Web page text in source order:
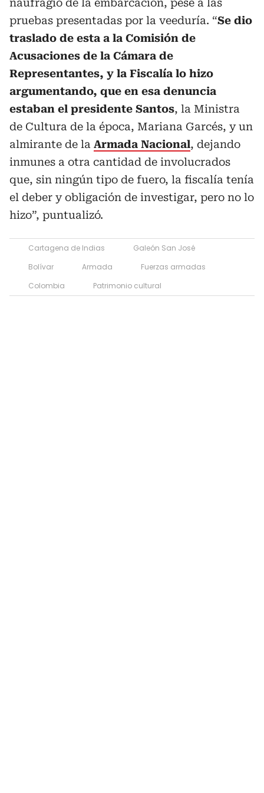
naufragio de la embarcación, pese a las
pruebas presentadas por la veeduría. “Se dio
traslado de esta a la Comisión de
Acusaciones de la Cámara de
Representantes, y la Fiscalía lo hizo
argumentando, que en esa denuncia
estaban el presidente Santos, la Ministra
de Cultura de la época, Mariana Garcés, y un
almirante de la Armada Nacional, dejando
inmunes a otra cantidad de involucrados
que, sin ningún tipo de fuero, la fiscalía tenía
el deber y obligación de investigar, pero no lo
hizo”, puntualizó.
Cartagena de Indias
Galeón San José
Bolívar
Armada
Fuerzas armadas
Colombia
Patrimonio cultural